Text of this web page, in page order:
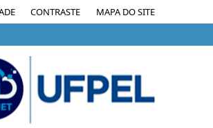
CONTRASTE MAPA DO SITE